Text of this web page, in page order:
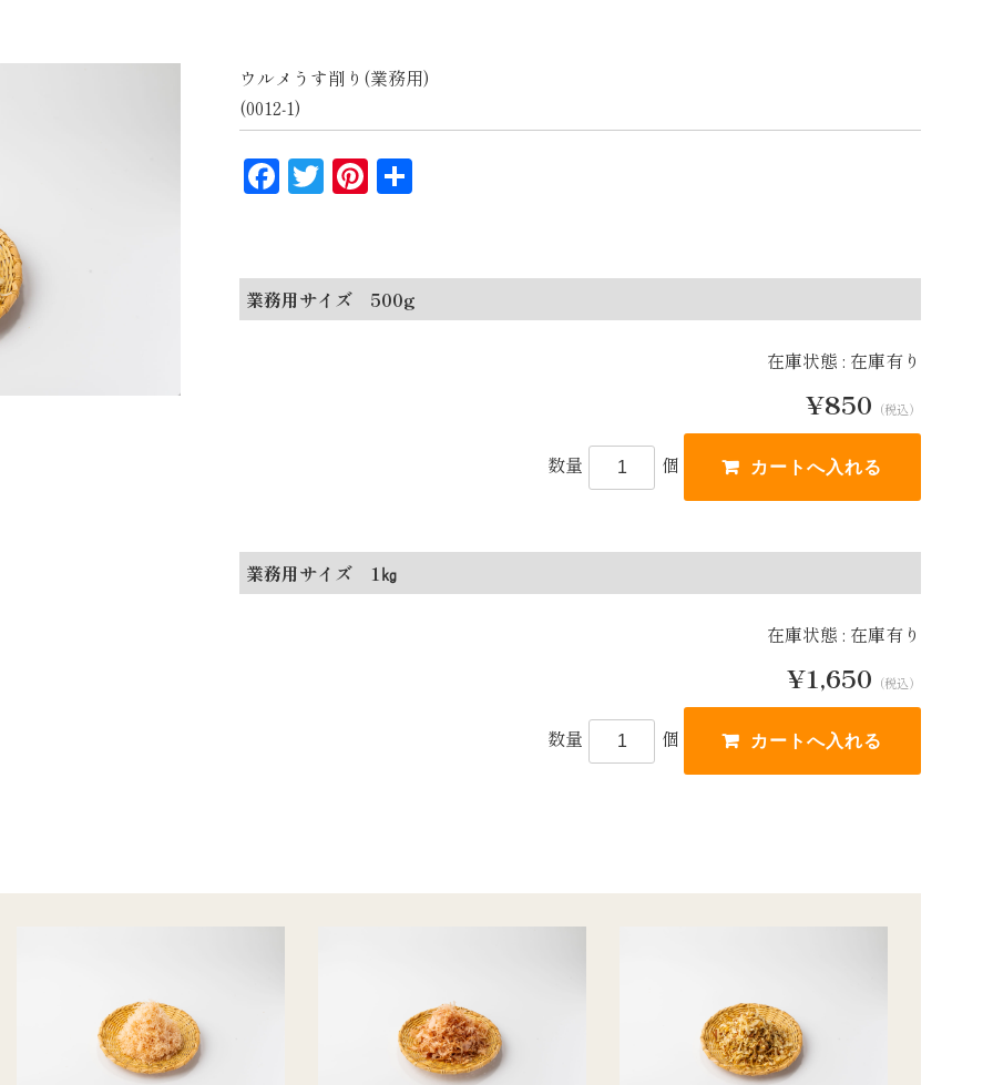
ウルメうす削り(業務用)
(0012‐1)
F
a
e
b
T
w
e
r
Pi
nt
r
e
業務用サイズ 500g
在庫状態 : 在庫有り
¥850 （税込）
数量 個
業務用サイズ 1㎏
在庫状態 : 在庫有り
¥1,650 （税込）
数量 個